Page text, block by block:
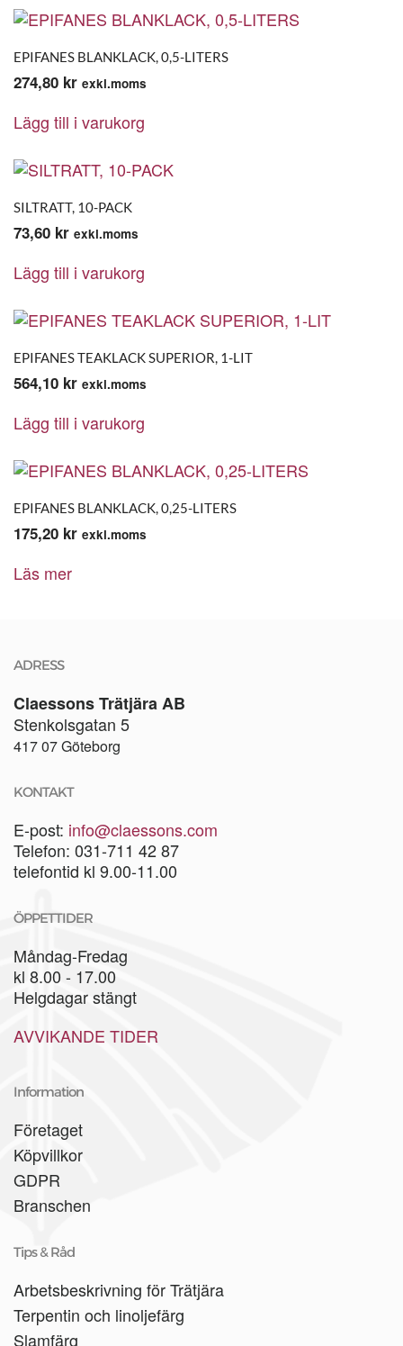
EPIFANES BLANKLACK, 0,5-LITERS
274,80 kr exkl.moms
Lägg till i varukorg
SILTRATT, 10-PACK
73,60 kr exkl.moms
Lägg till i varukorg
EPIFANES TEAKLACK SUPERIOR, 1-LIT
564,10 kr exkl.moms
Lägg till i varukorg
EPIFANES BLANKLACK, 0,25-LITERS
175,20 kr exkl.moms
Läs mer
ADRESS
Claessons Trätjära AB
Stenkolsgatan 5
417 07 Göteborg
KONTAKT
E-post: info@claessons.com
Telefon: 031-711 42 87
telefontid kl 9.00-11.00
ÖPPETTIDER
Måndag-Fredag
kl 8.00 - 17.00
Helgdagar stängt
AVVIKANDE TIDER
Information
Företaget
Köpvillkor
GDPR
Branschen
Tips & Råd
Arbetsbeskrivning för Trätjära
Terpentin och linoljefärg
Slamfärg